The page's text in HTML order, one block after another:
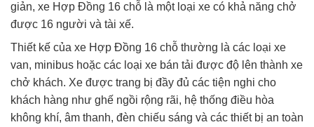
giản, xe Hợp Đồng 16 chỗ là một loại xe có khả năng chở
được 16 người và tài xế.
Thiết kế của xe Hợp Đồng 16 chỗ thường là các loại xe
van, minibus hoặc các loại xe bán tải được độ lên thành xe
chở khách. Xe được trang bị đầy đủ các tiện nghi cho
khách hàng như ghế ngồi rộng rãi, hệ thống điều hòa
không khí, âm thanh, đèn chiếu sáng và các thiết bị an toàn